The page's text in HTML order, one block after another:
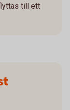
till ett